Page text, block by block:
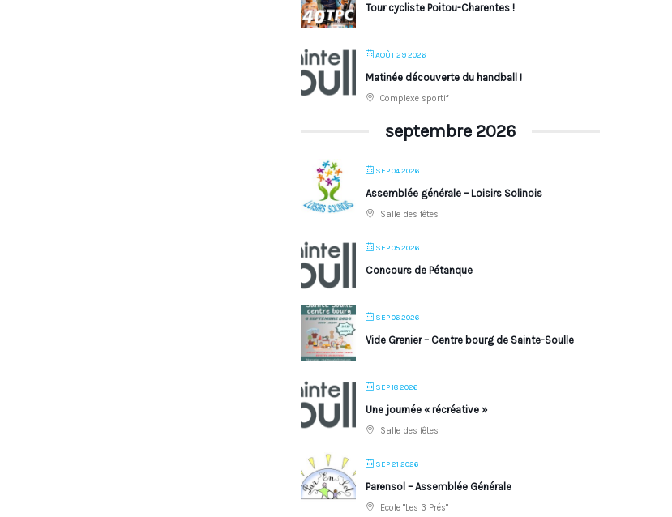
Tour cycliste Poitou-Charentes !
AOÛT 29 2026
Matinée découverte du handball !
Complexe sportif
septembre 2026
SEP 04 2026
Assemblée générale – Loisirs Solinois
Salle des fêtes
SEP 05 2026
Concours de Pétanque
SEP 06 2026
Vide Grenier – Centre bourg de Sainte-Soulle
SEP 18 2026
Une journée « récréative »
Salle des fêtes
SEP 21 2026
Parensol – Assemblée Générale
Ecole "Les 3 Prés"